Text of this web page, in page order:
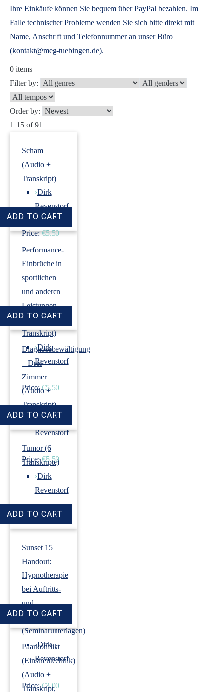
Ihre Einkäufe können Sie bequem über PayPal bezahlen. Im
Falle technischer Probleme wenden Sie sich bitte direkt mit
Name, Anschrift und Telefonnummer an unser Büro
(kontakt@meg-tuebingen.de).
0 items
Filter by:
Order by:
1-15 of 91
Scham
(Audio +
Transkript)
›Dirk
Revenstorf
Price: €5.50
Performance-
Einbrüche in
sportlichen
und anderen
Leistungen
(Audio +
Transkript)
›Dirk
Revenstorf
Price: €5.50
Diagnosebewältigung
– Drei
Zimmer
(Audio +
Transkript)
›Dirk
Revenstorf
Price: €5.50
Tumor (6
Transkripte)
›Dirk
Revenstorf
Price: €18.00
Sunset 15
Handout:
Hypnotherapie
bei Auftritts-
und
Prüfungsangst
(Seminarunterlagen)
›Dirk
Revenstorf
Price: €3.00
Paarkonflikt
(Einstreutechnik)
(Audio +
Transkript,